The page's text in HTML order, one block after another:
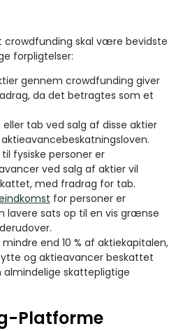
crowdfunding skal være bevidste
forpligtelser:
gennem crowdfunding giver
da det betragtes som et
tab ved salg af disse aktier
fysiske personer er
ved salg af aktier vil
med fradrag for tab.
for personer er
lavere sats op til en vis grænse
mindre end 10 % af aktiekapitalen,
og aktieavancer beskattet
skattepligtige
Platforme